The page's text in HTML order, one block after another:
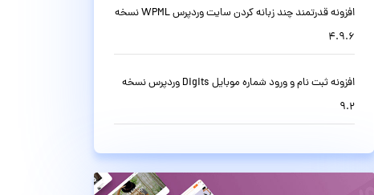
افزونه قدرتمند چند زبانه کردن سایت وردپرس WPML نسخه
4.9.6
افزونه ثبت نام و ورود شماره موبایل Digits وردپرس نسخه
9.2